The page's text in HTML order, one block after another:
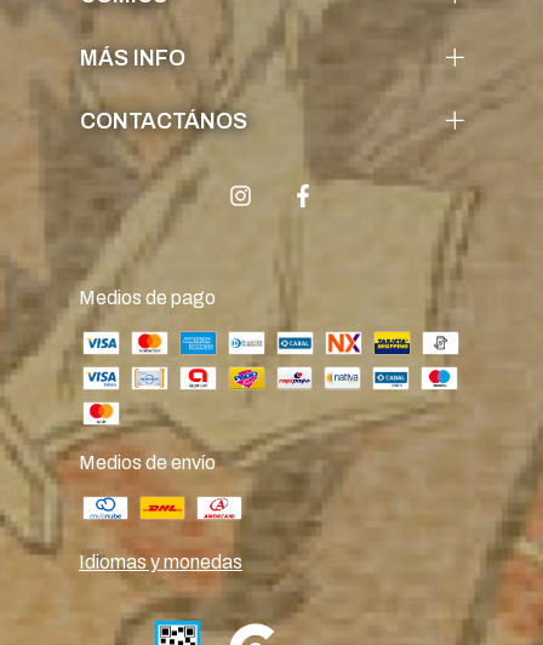
MÁS INFO
CONTACTÁNOS
Medios de pago
Medios de envío
Idiomas y monedas